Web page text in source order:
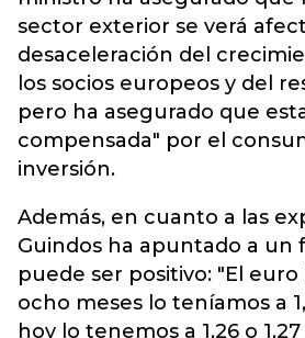
sector exterior se verá
desaceleración del
los socios europeos y del
pero ha asegurado que
compensada" por el
inversión.
Además, en cuanto a las
Guindos ha apuntado a un
puede ser positivo: "El
ocho meses lo teníamos a
hoy lo tenemos a 1,26 o